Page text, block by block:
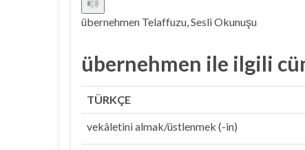
übernehmen Telaffuzu, Sesli Okunuşu
übernehmen ile ilgili
TÜRKÇE
vekâletini almak/üstlenmek (-in)